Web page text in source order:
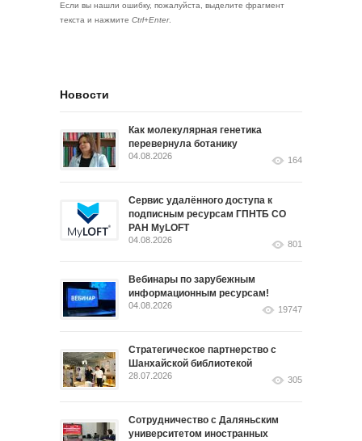
Если вы нашли ошибку, пожалуйста, выделите фрагмент
текста и нажмите Ctrl+Enter.
Новости
Как молекулярная генетика
перевернула ботанику
04.08.2026 164
Сервис удалённого доступа к
подписным ресурсам ГПНТБ СО
РАН MyLOFT
04.08.2026 801
Вебинары по зарубежным
информационным ресурсам!
04.08.2026 19747
Стратегическое партнерство с
Шанхайской библиотекой
28.07.2026 305
Сотрудничество с Даляньским
университетом иностранных